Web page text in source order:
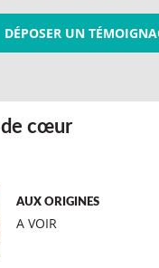
DÉPOSER UN
de cœur
AUX ORIGINES
A VOIR